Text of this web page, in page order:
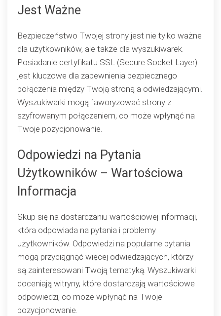
Jest Ważne
Bezpieczeństwo Twojej strony jest nie tylko ważne
dla użytkowników, ale także dla wyszukiwarek.
Posiadanie certyfikatu SSL (Secure Socket Layer)
jest kluczowe dla zapewnienia bezpiecznego
połączenia między Twoją stroną a odwiedzającymi.
Wyszukiwarki mogą faworyzować strony z
szyfrowanym połączeniem, co może wpłynąć na
Twoje pozycjonowanie.
Odpowiedzi na Pytania
Użytkowników – Wartościowa
Informacja
Skup się na dostarczaniu wartościowej informacji,
która odpowiada na pytania i problemy
użytkowników. Odpowiedzi na popularne pytania
mogą przyciągnąć więcej odwiedzających, którzy
są zainteresowani Twoją tematyką. Wyszukiwarki
doceniają witryny, które dostarczają wartościowe
odpowiedzi, co może wpłynąć na Twoje
pozycjonowanie.